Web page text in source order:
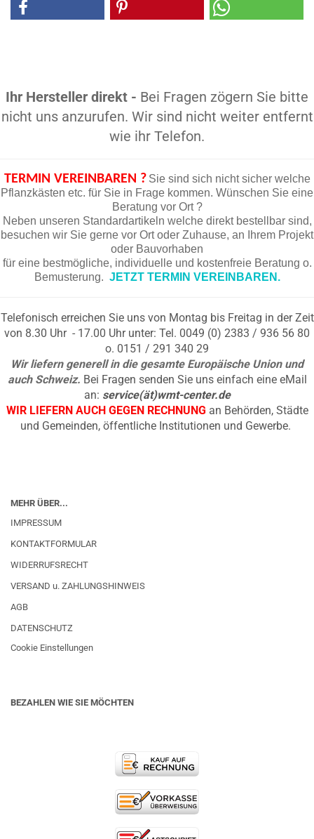
Ihr Hersteller direkt - Bei Fragen zögern Sie bitte
nicht uns anzurufen. Wir sind nicht weiter entfernt
wie ihr Telefon.
TERMIN VEREINBAREN ? Sie sind sich nicht sicher welche
Pflanzkästen etc. für Sie in Frage kommen. Wünschen Sie eine
Beratung vor Ort ?
Neben unseren Standardartikeln welche direkt bestellbar sind,
besuchen wir Sie gerne vor Ort oder Zuhause, an Ihrem Projekt
oder Bauvorhaben
für eine bestmögliche, individuelle und kostenfreie Beratung o.
Bemusterung. JETZT TERMIN VEREINBAREN.
Telefonisch erreichen Sie uns von Montag bis Freitag in der Zeit
von 8.30 Uhr - 17.00 Uhr unter: Tel. 0049 (0) 2383 / 936 56 80
o. 0151 / 291 340 29
Wir liefern generell in die gesamte Europäische Union und
auch Schweiz. Bei Fragen senden Sie uns einfach eine eMail
an: service(ät)wmt-center.de
WIR LIEFERN AUCH GEGEN RECHNUNG an Behörden, Städte
und Gemeinden, öffentliche Institutionen und Gewerbe.
MEHR ÜBER...
IMPRESSUM
KONTAKTFORMULAR
WIDERRUFSRECHT
VERSAND u. ZAHLUNGSHINWEIS
AGB
DATENSCHUTZ
Cookie Einstellungen
BEZAHLEN WIE SIE MÖCHTEN